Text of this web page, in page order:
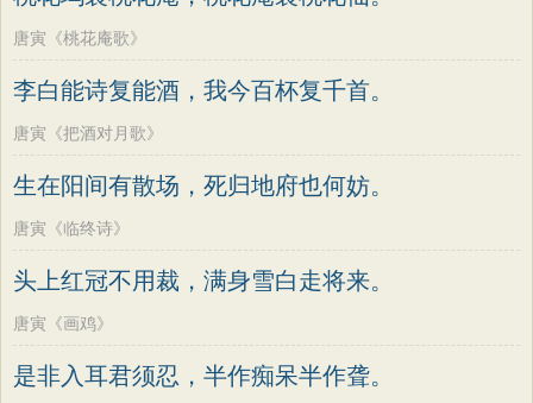
唐寅《桃花庵歌》
李白能诗复能酒，我今百杯复千首。
唐寅《把酒对月歌》
生在阳间有散场，死归地府也何妨。
唐寅《临终诗》
头上红冠不用裁，满身雪白走将来。
唐寅《画鸡》
是非入耳君须忍，半作痴呆半作聋。